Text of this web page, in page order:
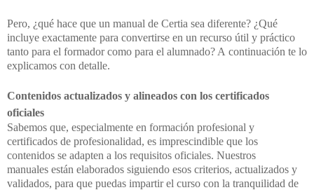
Pero, ¿qué hace que un manual de Certia sea diferente? ¿Qué
incluye exactamente para convertirse en un recurso útil y práctico
tanto para el formador como para el alumnado? A continuación te lo
explicamos con detalle.
Contenidos actualizados y alineados con los certificados
oficiales
Sabemos que, especialmente en formación profesional y
certificados de profesionalidad, es imprescindible que los
contenidos se adapten a los requisitos oficiales. Nuestros
manuales están elaborados siguiendo esos criterios, actualizados y
validados, para que puedas impartir el curso con la tranquilidad de